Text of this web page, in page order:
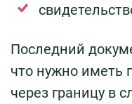
Последний
что нужно иметь
через границу в